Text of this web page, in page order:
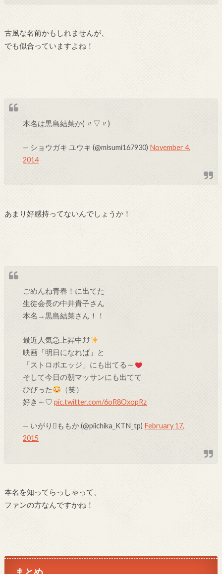
古風な名前かもしれませんが、
でも似合っていますよね！
本名は黒島結菜か( 〃▽〃)
— ショウガキ ユウキ (@misumi167930) November 4,
2014
あまり好感持ってないんでしょうか！
ごめんね青春！に出てた
生徒会長の中井貴子さん
本名→黒島結菜さん！！
最近人気急上昇中⤴︎⤴︎
映画「明日になれば」と
「ストロボエッジ」にも出てる～
そして今日の朝マッサンにも出てて
びびった
（笑）
好き～♡pic.twitter.com/6oR8OxopRz
— いがりももか (@piichika_KTN_tp) February 17,
2015
本名を知ってらっしゃって、
ファンの方なんですかね！
まとめ